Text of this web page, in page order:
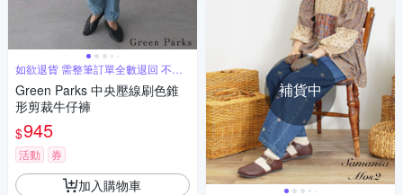
如欲退貨 需整筆訂單全數退回 不能
單退
Green Parks 中央壓線刷色錐
形剪裁牛仔褲
$945
活動 券
加入購物車
補貨中